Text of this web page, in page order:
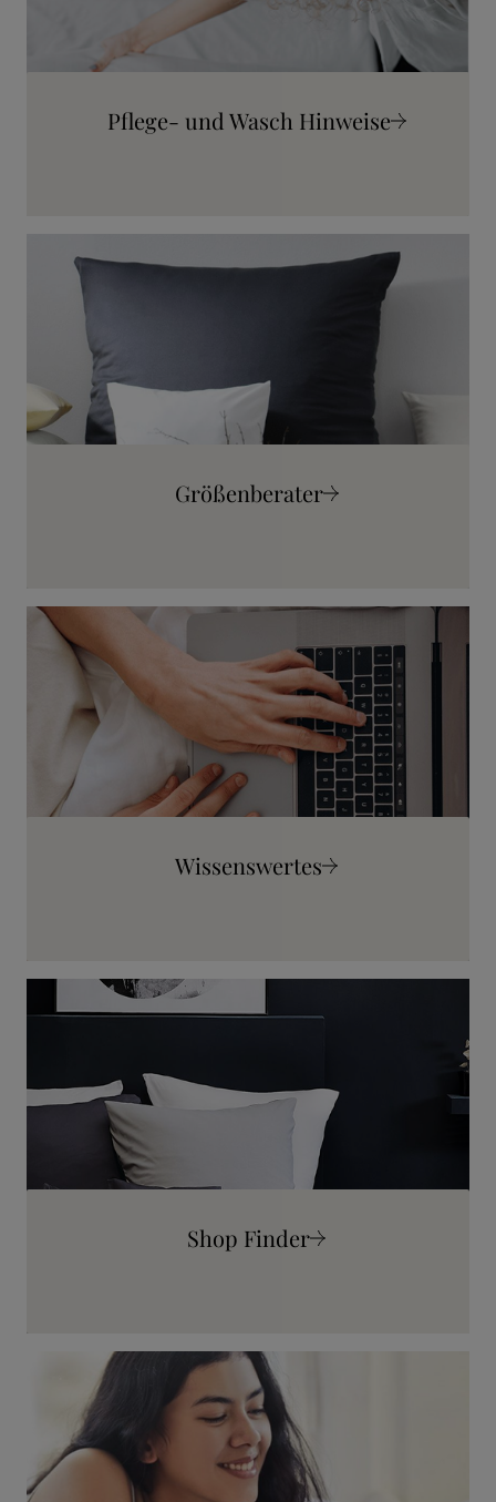
Pflege- und Wasch Hinweise
Größenberater
Mehr erfahren
Wissenswertes
Mehr erfahren
Shop Finder
Mehr erfahren